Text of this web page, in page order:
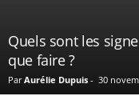
Quels sont les
que faire ?
Par Aurélie Dupuis - 30